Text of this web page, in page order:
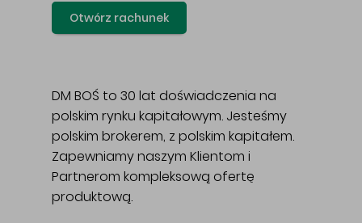
Otwórz rachunek
DM BOŚ to 30 lat doświadczenia na
polskim rynku kapitałowym. Jesteśmy
polskim brokerem, z polskim kapitałem.
Zapewniamy naszym Klientom i
Partnerom kompleksową ofertę
produktową.